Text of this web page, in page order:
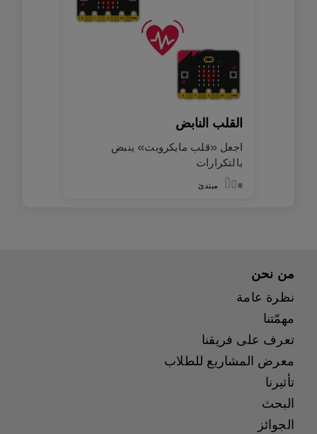
القلب النابض
اجعل «قلب مايكروبت» ينبض
بالتكرارات
مبتدئ
من نحن
نظرة عامة
مهمّتنا
تعرف على فريقنا
معرض المشاريع للطلاب
تأثيرنا
البحث
الجوائز